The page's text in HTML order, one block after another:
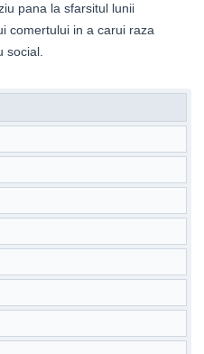
pana la sfarsitul lunii
comertului in a carui raza
social.